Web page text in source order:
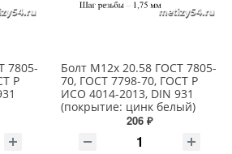
7805-
Р
Болт М12х 20.58 ГОСТ 7805-
70, ГОСТ 7798-70, ГОСТ Р
ИСО 4014-2013, DIN 931
(покрытие: цинк белый)
206 ₽